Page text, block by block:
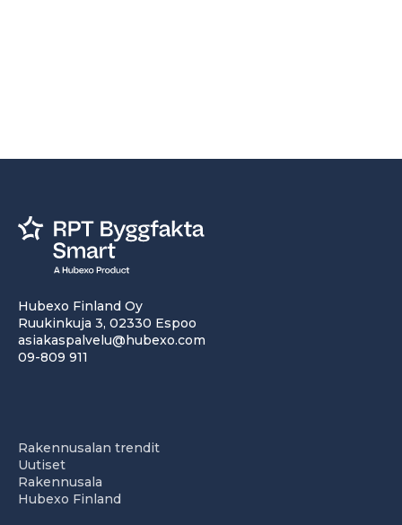
Hubexo Finland Oy
Ruukinkuja 3, 02330 Espoo
asiakaspalvelu@hubexo.com
09-809 911
Rakennusalan trendit
Uutiset
Rakennusala
Hubexo Finland